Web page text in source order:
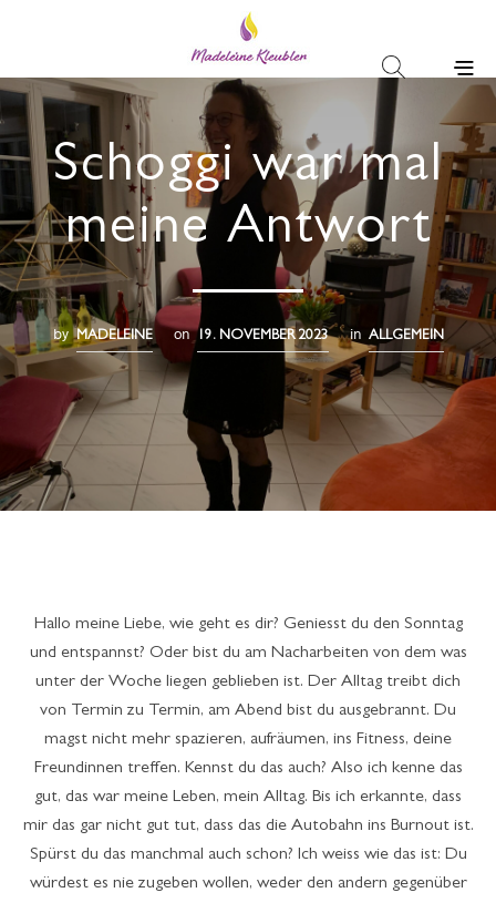
Schoggi war mal
meine Antwort
by MADELEINE on 19. NOVEMBER 2023 in ALLGEMEIN
Hallo meine Liebe, wie geht es dir? Geniesst du den Sonntag
und entspannst? Oder bist du am Nacharbeiten von dem was
unter der Woche liegen geblieben ist. Der Alltag treibt dich
von Termin zu Termin, am Abend bist du ausgebrannt. Du
magst nicht mehr spazieren, aufräumen, ins Fitness, deine
Freundinnen treffen. Kennst du das auch? Also ich kenne das
gut, das war meine Leben, mein Alltag. Bis ich erkannte, dass
mir das gar nicht gut tut, dass das die Autobahn ins Burnout ist.
Spürst du das manchmal auch schon? Ich weiss wie das ist: Du
würdest es nie zugeben wollen, weder den andern gegenüber